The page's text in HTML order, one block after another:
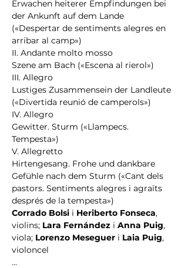
Erwachen heiterer Empfindungen bei
der Ankunft auf dem Lande
(«Despertar de sentiments alegres en
arribar al camp»)
II. Andante molto mosso
Szene am Bach («Escena al rierol»)
III. Allegro
Lustiges Zusammensein der Landleute
(«Divertida reunió de camperols»)
IV. Allegro
Gewitter. Sturm («Llampecs.
Tempesta»)
V. Allegretto
Hirtengesang. Frohe und dankbare
Gefühle nach dem Sturm («Cant dels
pastors. Sentiments alegres i agraïts
després de la tempesta»)
Corrado Bolsi i Heriberto Fonseca,
violins; Lara Fernández i Anna Puig,
viola; Lorenzo Meseguer i Laia Puig,
violoncel
...